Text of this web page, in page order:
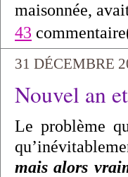
maisonnée,
43
31 DÉCEMBRE
Nouvel an
Le problème
mais alors